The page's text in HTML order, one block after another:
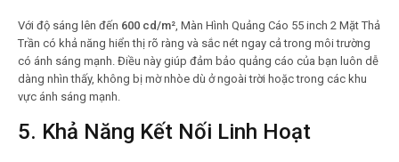
Với độ sáng lên đến 600 cd/m² , Màn Hình Quảng Cáo 55 inch 2 Mặt Thả
Trần có khả năng hiển thị rõ ràng và sắc nét ngay cả trong môi trường
có ánh sáng mạnh. Điều này giúp đảm bảo quảng cáo của bạn luôn dễ
dàng nhìn thấy, không bị mờ nhòe dù ở ngoài trời hoặc trong các khu
vực ánh sáng mạnh.
5. Khả Năng Kết Nối Linh Hoạt